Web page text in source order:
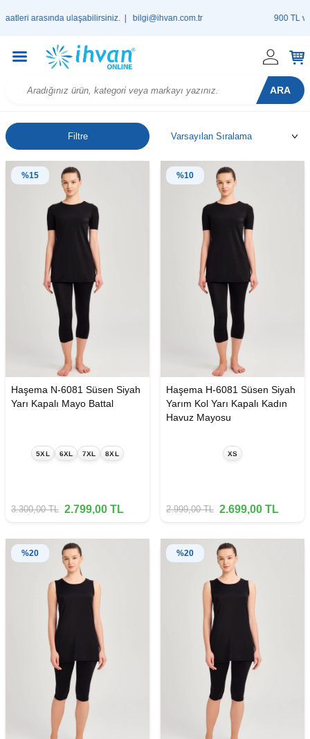
ulaşabilirsiniz. |bilgi@ihvan.com.tr 900 TL ve Üzeri
ARA
Filtre
%15
Haşema N-6081 Süsen Siyah
Yarı Kapalı Mayo Battal
5XL 6XL 7XL 8XL
3.300,00TL 2.799,00 TL
%10
Haşema H-6081 Süsen Siyah
Yarım Kol Yarı Kapalı Kadın
Havuz Mayosu
XS
2.999,00TL 2.699,00 TL
%20 %20